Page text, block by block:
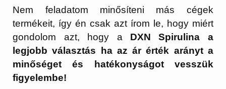
Nem feladatom minősíteni más cégek
termékeit, így én csak azt írom le, hogy miért
gondolom azt, hogy a DXN Spirulina a
legjobb választás ha az ár érték arányt a
minőséget és hatékonyságot vesszük
figyelembe!